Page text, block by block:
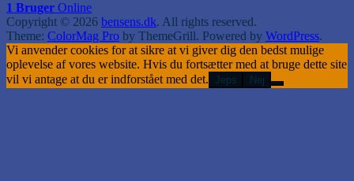
1 Bruger Online
Copyright © 2026 bensens.dk. All rights reserved.
Theme: ColorMag Pro by ThemeGrill. Powered by WordPress.
Vi anvender cookies for at sikre at vi giver dig den bedst mulige
oplevelse af vores website. Hvis du fortsætter med at bruge dette site
vil vi antage at du er indforstået med det. Jeps Nej